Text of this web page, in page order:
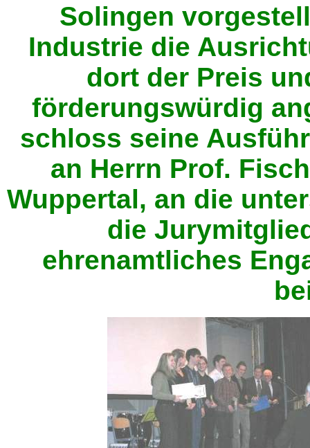
Solingen
Industrie die
dort der Preis
förderungswürdig
schloss seine
an Herrn Prof.
Wuppertal, an die
die
ehrenamtliches